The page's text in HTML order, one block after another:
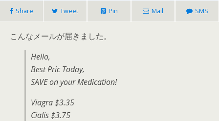
Share Tweet Pin Mail SMS
こんなメールが届きました。
Hello,
Best Pric Today,
SAVE on your Medication!
Viagra $3.35
Cialis $3.75